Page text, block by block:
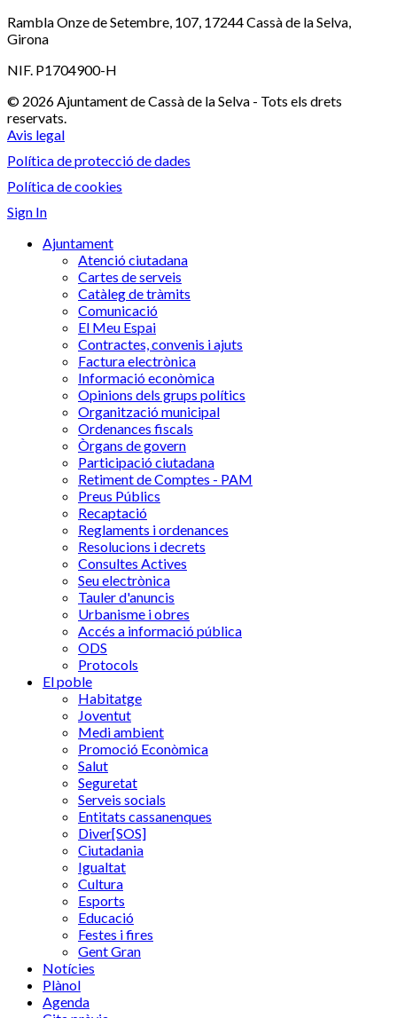
Rambla Onze de Setembre, 107, 17244 Cassà de la Selva,
Girona
NIF. P1704900-H
© 2026 Ajuntament de Cassà de la Selva - Tots els drets
reservats.
Avis legal
Política de protecció de dades
Política de cookies
Sign In
Ajuntament
Atenció ciutadana
Cartes de serveis
Catàleg de tràmits
Comunicació
El Meu Espai
Contractes, convenis i ajuts
Factura electrònica
Informació econòmica
Opinions dels grups polítics
Organització municipal
Ordenances fiscals
Òrgans de govern
Participació ciutadana
Retiment de Comptes - PAM
Preus Públics
Recaptació
Reglaments i ordenances
Resolucions i decrets
Consultes Actives
Seu electrònica
Tauler d'anuncis
Urbanisme i obres
Accés a informació pública
ODS
Protocols
El poble
Habitatge
Joventut
Medi ambient
Promoció Econòmica
Salut
Seguretat
Serveis socials
Entitats cassanenques
Diver[SOS]
Ciutadania
Igualtat
Cultura
Esports
Educació
Festes i fires
Gent Gran
Notícies
Plànol
Agenda